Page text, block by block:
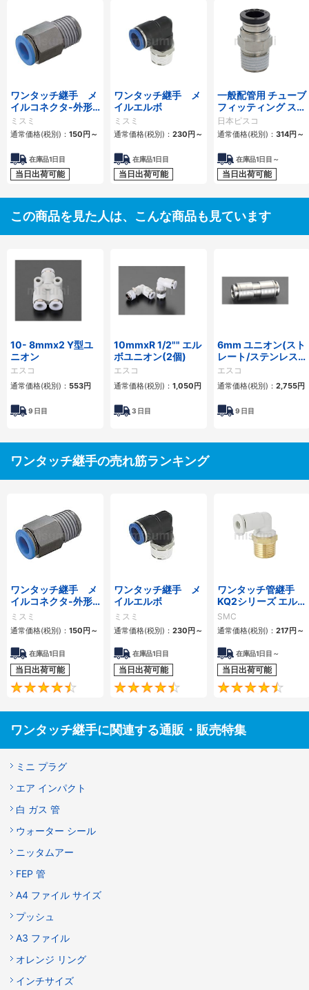
ワンタッチ継手 メ
イルコネクタ-外形
六角タイプ-
ミスミ
通常価格(税別)： 150円～
在庫品1日目
当日出荷可能
ワンタッチ継手 メ
イルエルボ
ミスミ
通常価格(税別)： 230円～
在庫品1日目
当日出荷可能
一般配管用 チューブ
フィッティング スト
レート
日本ピスコ
通常価格(税別)： 314円～
在庫品1日目～
当日出荷可能
この商品を見た人は、こんな商品も見ています
10- 8mmx2 Y型ユ
ニオン
エスコ
通常価格(税別)： 553円
9 日目
10mmxR 1/2"" エル
ボユニオン(2個)
エスコ
通常価格(税別)： 1,050円
3 日目
6mm ユニオン(スト
レート/ステンレス
製)
エスコ
通常価格(税別)： 2,755円
9 日目
ワンタッチ継手の売れ筋ランキング
ワンタッチ継手 メ
イルコネクタ-外形
六角タイプ-
ミスミ
通常価格(税別)： 150円～
在庫品1日目
当日出荷可能
4.6
ワンタッチ継手 メ
イルエルボ
ミスミ
通常価格(税別)： 230円～
在庫品1日目
当日出荷可能
4.6
ワンタッチ管継手
KQ2シリーズ エルボ
ユニオン KQ2L（シ
ール剤・シール剤無
し）
SMC
通常価格(税別)： 217円～
在庫品1日目～
当日出荷可能
ワンタッチ継手に関連する通販・販売特集
ミニ プラグ
エア インパクト
白 ガス 管
ウォーター シール
ニッタムアー
FEP 管
A4 ファイル サイズ
プッシュ
A3 ファイル
オレンジ リング
インチサイズ